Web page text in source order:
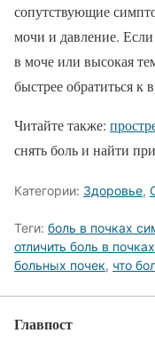
сопутствующие
мочи и давление. Если
в моче или высокая
быстрее обратиться к
Читайте также:
снять боль и найти
Категории: Здоровье,
Теги: боль в почках
отличить боль в
больных почек, что
Главпост